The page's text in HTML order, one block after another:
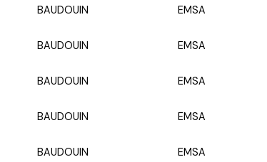
BAUDOUIN EMSA
BAUDOUIN EMSA
BAUDOUIN EMSA
BAUDOUIN EMSA
BAUDOUIN EMSA